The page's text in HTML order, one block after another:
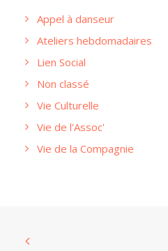
Appel à danseur
Ateliers hebdomadaires
Lien Social
Non classé
Vie Culturelle
Vie de l'Assoc'
Vie de la Compagnie